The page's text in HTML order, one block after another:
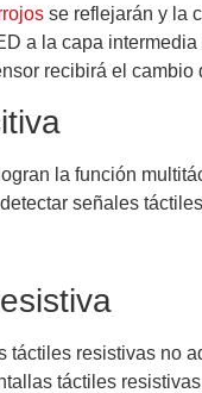
se reflejarán y la
a la capa
recibirá el
la función
señales
táctiles resistivas no
táctiles